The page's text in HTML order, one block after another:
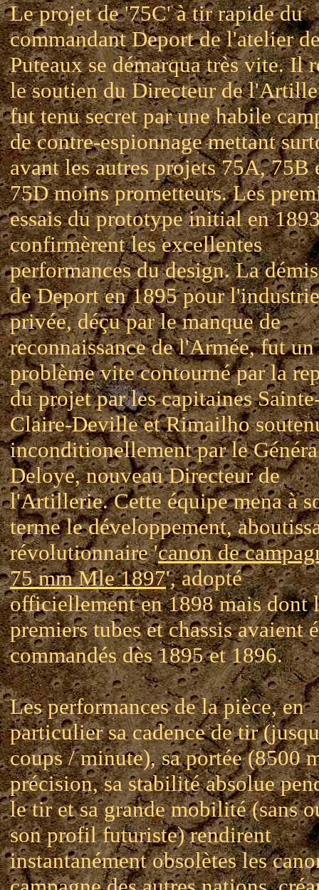
Le projet de '75C' à tir rapide du
commandant Deport de l'atelier
Puteaux se démarqua très vite. Il
le soutien du Directeur de
fut tenu secret par une habile
de contre-espionnage mettant
avant les autres projets 75A, 75B
75D moins prometteurs. Les
essais du prototype initial en
confirmèrent les excellentes
performances du design. La
de Deport en 1895 pour l'industrie
privée, déçu par le manque de
reconnaissance de l'Armée, fut un
problème vite contourné par la
du projet par les capitaines
Claire-Deville et Rimailho
inconditionellement par le
Deloye, nouveau Directeur de
l'Artillerie. Cette équipe mena à
terme le développement,
révolutionnaire 'canon de
75 mm Mle 1897', adopté
officiellement en 1898 mais dont
premiers tubes et chassis avaient
commandés dès 1895 et 1896.
Les performances de la pièce, en
particulier sa cadence de tir
coups / minute), sa portée (8500
précision, sa stabilité absolue
le tir et sa grande mobilité (sans
son profil futuriste) rendirent
instantanément obsolètes les